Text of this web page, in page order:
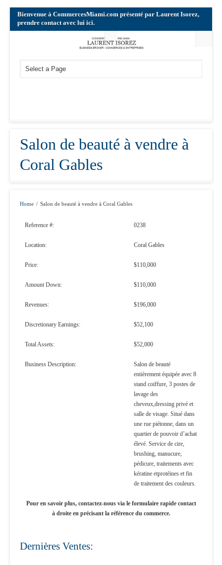
Bienvenue à CommercesMiami.com présenté par Laurent Isorez,
prendre contact avec lui ici.
Salon de beauté à vendre à
Coral Gables
Home / Salon de beauté à vendre à Coral Gables
Reference #: 0238
Location: Coral Gables
Price: $110,000
Amount Down: $110,000
Revenues: $196,000
Discretionary Earnings: $52,100
Total Assets: $52,000
Business Description:
Salon de beauté
entièrement équipée avec 8
stand coiffure, 3 postes de
lavage des
cheveux,dressing privé et
salle de visage. Situé dans
une rue piétonne, dans un
quartier de pouvoir d’achat
élevé. Service de cire,
brushing, manucure,
pédicure, traitements avec
kératine etprotéines et fin
de traitement des couleurs.
Pour en savoir plus, contactez-nous via le formulaire rapide contact
à droite en précisant la référence du commerce.
Dernières Ventes: